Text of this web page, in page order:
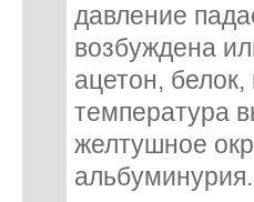
давление
возбуждена
ацетон,
температура
желтушное
альбуминурия.